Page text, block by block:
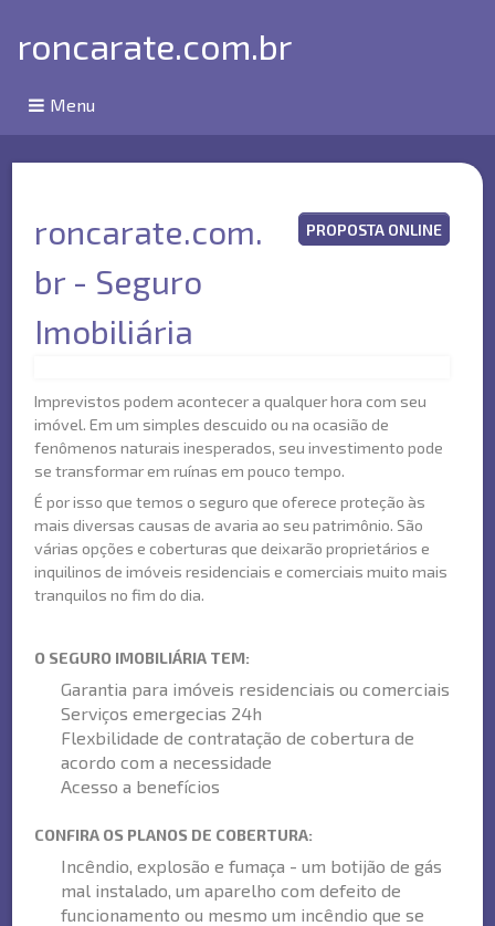
roncarate.com.br
Menu
PROPOSTA ONLINE
roncarate.com.
br - Seguro
Imobiliária
Imprevistos podem acontecer a qualquer hora com seu
imóvel. Em um simples descuido ou na ocasião de
fenômenos naturais inesperados, seu investimento pode
se transformar em ruínas em pouco tempo.
É por isso que temos o seguro que oferece proteção às
mais diversas causas de avaria ao seu patrimônio. São
várias opções e coberturas que deixarão proprietários e
inquilinos de imóveis residenciais e comerciais muito mais
tranquilos no fim do dia.
O SEGURO IMOBILIÁRIA TEM:
Garantia para imóveis residenciais ou comerciais
Serviços emergecias 24h
Flexbilidade de contratação de cobertura de
acordo com a necessidade
Acesso a benefícios
CONFIRA OS PLANOS DE COBERTURA:
Incêndio, explosão e fumaça - um botijão de gás
mal instalado, um aparelho com defeito de
funcionamento ou mesmo um incêndio que se